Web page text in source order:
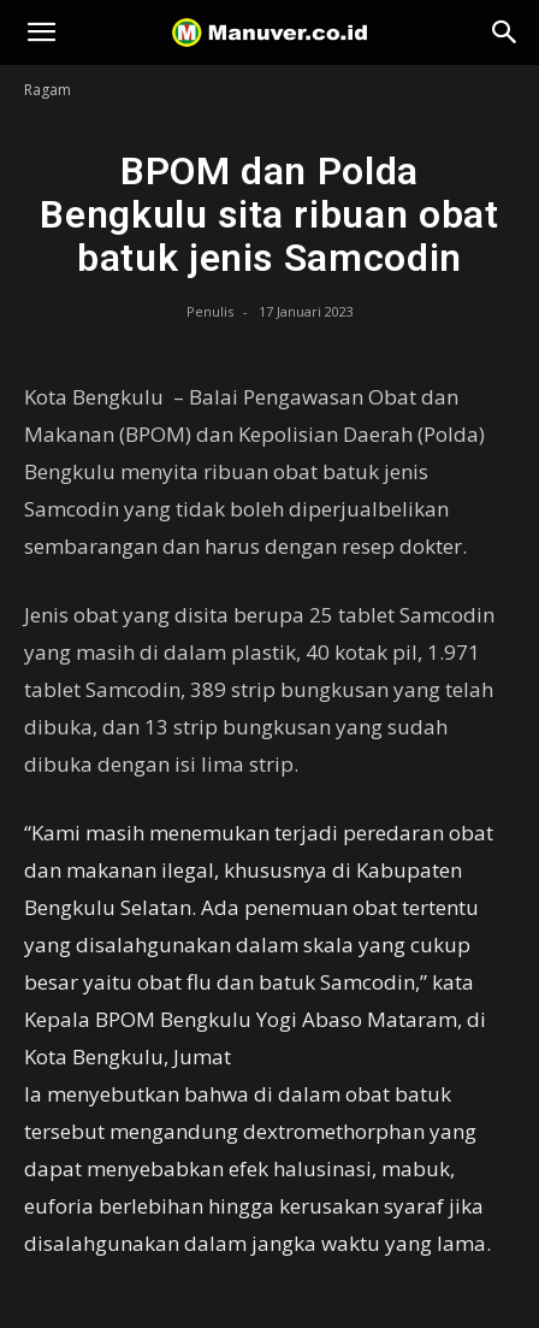
Manuver
Ragam
BPOM dan Polda
Bengkulu sita ribuan obat
batuk jenis Samcodin
Penulis - 17 Januari 2023
Kota Bengkulu – Balai Pengawasan Obat dan
Makanan (BPOM) dan Kepolisian Daerah (Polda)
Bengkulu menyita ribuan obat batuk jenis
Samcodin yang tidak boleh diperjualbelikan
sembarangan dan harus dengan resep dokter.
Jenis obat yang disita berupa 25 tablet Samcodin
yang masih di dalam plastik, 40 kotak pil, 1.971
tablet Samcodin, 389 strip bungkusan yang telah
dibuka, dan 13 strip bungkusan yang sudah
dibuka dengan isi lima strip.
“Kami masih menemukan terjadi peredaran obat
dan makanan ilegal, khususnya di Kabupaten
Bengkulu Selatan. Ada penemuan obat tertentu
yang disalahgunakan dalam skala yang cukup
besar yaitu obat flu dan batuk Samcodin,” kata
Kepala BPOM Bengkulu Yogi Abaso Mataram, di
Kota Bengkulu, Jumat
Ia menyebutkan bahwa di dalam obat batuk
tersebut mengandung dextromethorphan yang
dapat menyebabkan efek halusinasi, mabuk,
euforia berlebihan hingga kerusakan syaraf jika
disalahgunakan dalam jangka waktu yang lama.